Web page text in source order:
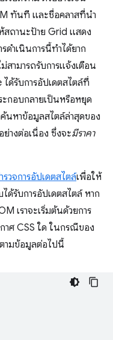
ทันที และชื่อคลาสที่นํา
สถานะป้าย Grid แสดง
ดำเนินการนี้ทำได้ยาก
สามารถรับการแจ้งเตือน
ด้รับการอัปเดตสไตล์ที่
ะกอบกลายเป็นหรือหยุด
นหาข้อมูลสไตล์ล่าสุดของ
ย่างต่อเนื่อง ซึ่งจะมีราคา
วจการอัปเดตสไตล์เพื่อให้
ด้รับการอัปเดตสไตล์ หาก
เราจะเริ่มต้นด้วยการ
กาศ CSS ใด ในกรณีของ
ตามข้อมูลต่อไปนี้